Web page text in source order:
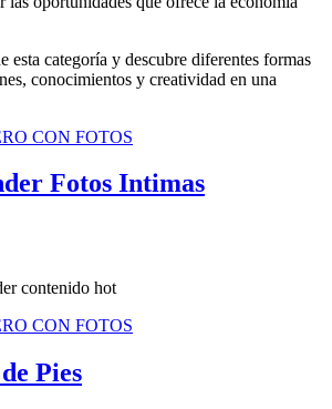
esta categoría y descubre diferentes formas
conocimientos y creatividad en una
CON FOTOS
Fotos Intimas
contenido hot
CON FOTOS
Pies